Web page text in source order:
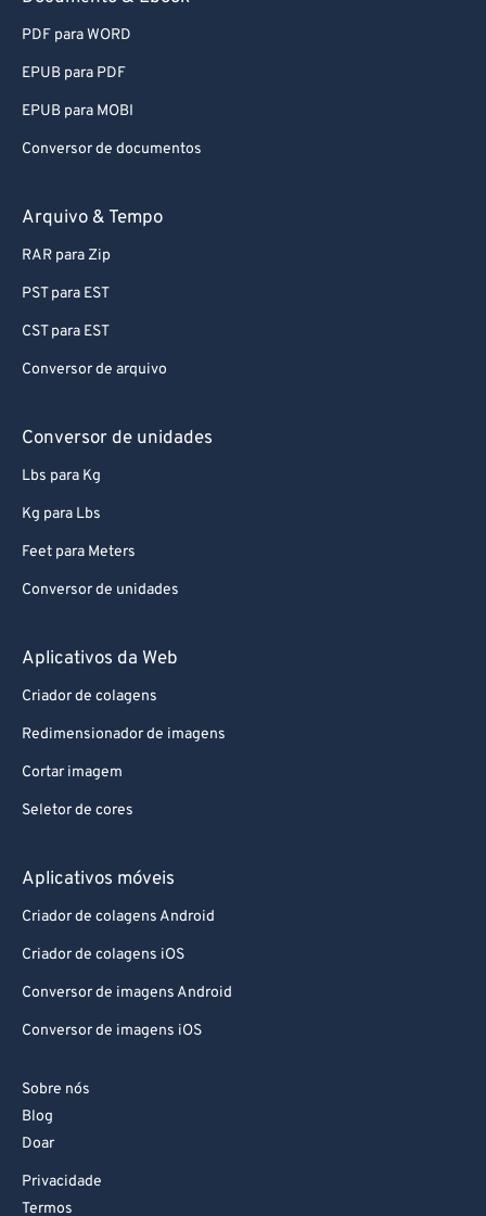
PDF para WORD
EPUB para PDF
EPUB para MOBI
Conversor de documentos
Arquivo & Tempo
RAR para Zip
PST para EST
CST para EST
Conversor de arquivo
Conversor de unidades
Lbs para Kg
Kg para Lbs
Feet para Meters
Conversor de unidades
Aplicativos da Web
Criador de colagens
Redimensionador de imagens
Cortar imagem
Seletor de cores
Aplicativos móveis
Criador de colagens Android
Criador de colagens iOS
Conversor de imagens Android
Conversor de imagens iOS
Sobre nós
Blog
Doar
Privacidade
Termos